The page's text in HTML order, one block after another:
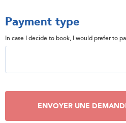
Payment type
In case I decide to book, I would prefer to
ENVOYER UNE